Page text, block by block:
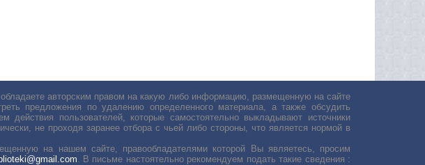
авторским правом на какую либо информацию, размещенную на сайте
предложения по удалению определенного материала, а также обсудить
пользователей, которые самостоятельно выкладывают источники
не проходя заранее отбора с чьей либо стороны, что является нормой в
на нашем сайте, правообладателями которой Вы являетесь, просим
. В письме настоятельно рекомендуем подать такие сведения :